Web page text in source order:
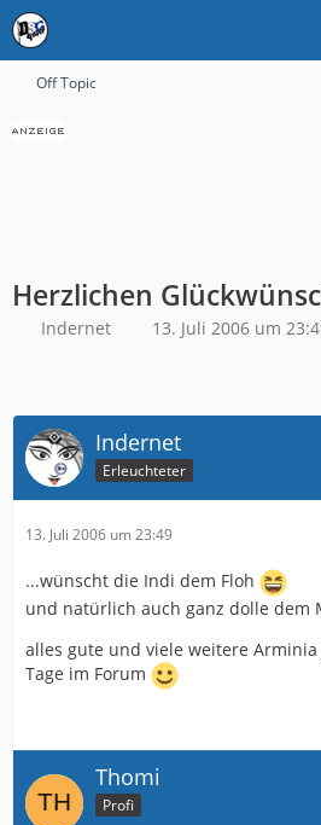
Off Topic
Herzlichen
Indernet 13. Juli 2006 um
Indernet
Erleuchteter
13. Juli 2006 um 23:49
...wünscht die Indi dem Floh
und natürlich auch ganz dolle dem
alles gute und viele weitere
Tage im Forum
Thomi
Profi